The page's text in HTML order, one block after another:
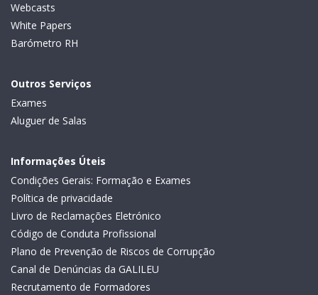
Webcasts
White Papers
Barómetro RH
Outros Serviços
Exames
Aluguer de Salas
Informações Úteis
Condições Gerais: Formação e Exames
Política de privacidade
Livro de Reclamações Eletrónico
Código de Conduta Profissional
Plano de Prevenção de Riscos de Corrupção
Canal de Denúncias da GALILEU
Recrutamento de Formadores